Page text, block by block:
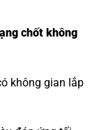
chốt không
không gian lắp